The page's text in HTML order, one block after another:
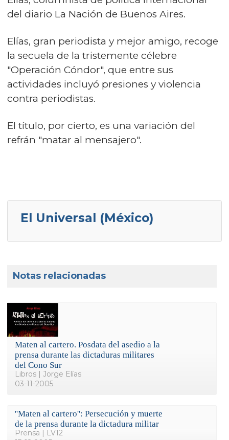
del diario La Nación de Buenos Aires.
Elías, gran periodista y mejor amigo, recoge
la secuela de la tristemente célebre
"Operación Cóndor", que entre sus
actividades incluyó presiones y violencia
contra periodistas.
El título, por cierto, es una variación del
refrán "matar al mensajero".
El Universal (México)
Notas relacionadas
Maten al cartero. Posdata del asedio a la
prensa durante las dictaduras militares
del Cono Sur
Libros | Jorge Elías
03-11-2005
''Maten al cartero'': Persecución y muerte
de la prensa durante la dictadura militar
Prensa | LV12